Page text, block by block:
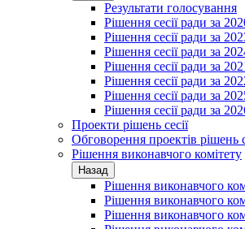
Результати голосування
Рішення сесії ради за
Рішення сесії ради за
Рішення сесії ради за
Рішення сесії ради за
Рішення сесії ради за
Рішення сесії ради за
Рішення сесії ради за
Проекти рішень сесії
Обговорення проектів рішень
Рішення виконавчого комітету
Назад
Рішення виконавчого
Рішення виконавчого
Рішення виконавчого